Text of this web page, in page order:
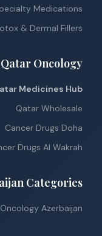
Medications
& Dermal Fillers
Oncology
Medicines Hub
Qatar Wholesale
Cancer Drugs Doha
Drugs Al Wakrah
Categories
Oncology Azerbaijan